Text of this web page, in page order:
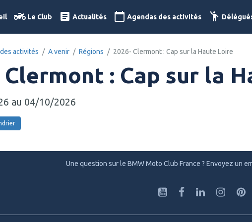
Le Club Actualités Agendas des activités
activités A venir Régions 2026- Clermont : Cap sur la Haute Loire
Clermont : Cap sur la
au 04/10/2026
Une question sur le BMW Moto Club France ? Envoyez un